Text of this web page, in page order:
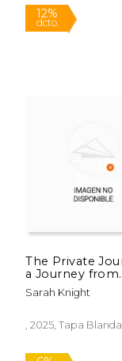
15%
dcto.
The Private
a Journey from
Boston to New
in the Year 1704
Sarah Knight
, 2025, Tapa